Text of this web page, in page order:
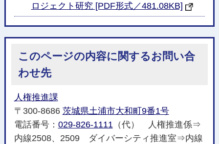
ロジェクト研究 [PDF形式／481.08KB]
このページの内容に関するお問い合
わせ先
人権推進課
〒300-8686 茨城県土浦市大和町9番1号
電話番号： 029-826-1111（代） 人権推進係⇒
内線2508、2509 ダイバーシティ推進室⇒内線